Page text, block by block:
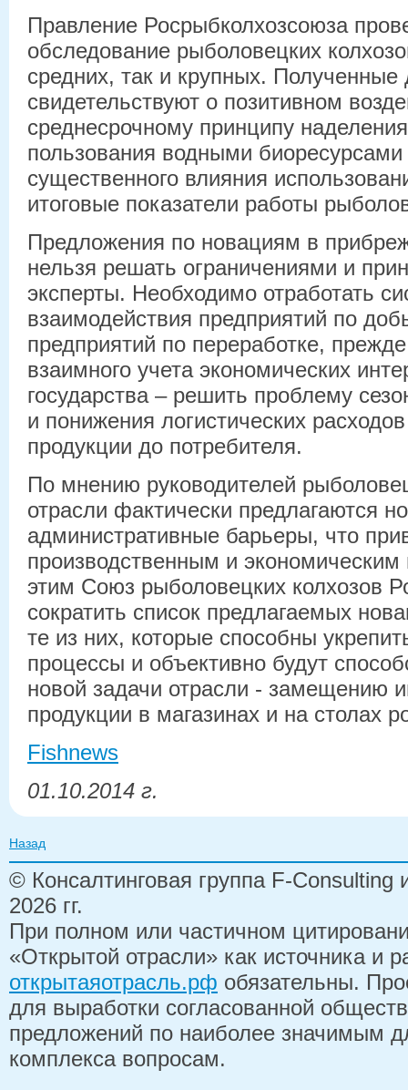
Правление Росрыбколхозсоюза
обследование рыболовецких
средних, так и крупных. Полученные
свидетельствуют о позитивном
среднесрочному принципу
пользования водными биоресурсами
существенного влияния
итоговые показатели работы
Предложения по новациям в
нельзя решать ограничениями и
эксперты. Необходимо отработать
взаимодействия предприятий по
предприятий по переработке,
взаимного учета экономических
государства – решить проблему
и понижения логистических
продукции до потребителя.
По мнению руководителей
отрасли фактически предлагаются
административные барьеры, что
производственным и
этим Союз рыболовецких колхозов
сократить список предлагаемых
те из них, которые способны
процессы и объективно будут
новой задачи отрасли - замещению
продукции в магазинах и на столах
Fishnews
01.10.2014 г.
Назад
© Консалтинговая группа F-
2026 гг.
При полном или частичном
«Открытой отрасли» как источника и
открытаяотрасль.рф обязательны.
для выработки согласованной
предложений по наиболее значимым
комплекса вопросам.